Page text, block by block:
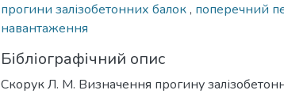
прогини залізобетонних балок, поперечний
навантаження
Бібліографічний опис
Скорук Л. М. Визначення прогину